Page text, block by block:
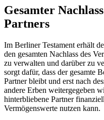
Gesamter
Partners
Im Berliner Testament erhält
den gesamten Nachlass des
zu verwalten und darüber zu
sorgt dafür, dass der gesamte
Partner bleibt und erst nach
andere Erben weitergegeben
hinterbliebene Partner
Vermögenswerte nutzen kann.